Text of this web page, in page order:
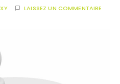
LAISSEZ UN COMMENTAIRE